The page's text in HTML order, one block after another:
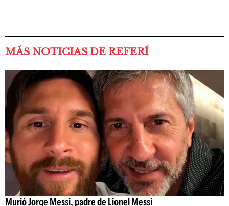
MÁS NOTICIAS DE REFERÍ
Murió Jorge Messi, padre de Lionel Messi